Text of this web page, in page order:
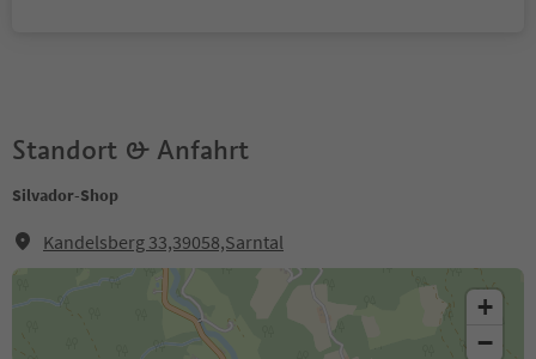
Standort & Anfahrt
Silvador-Shop
Kandelsberg 33,39058,Sarntal
+
−